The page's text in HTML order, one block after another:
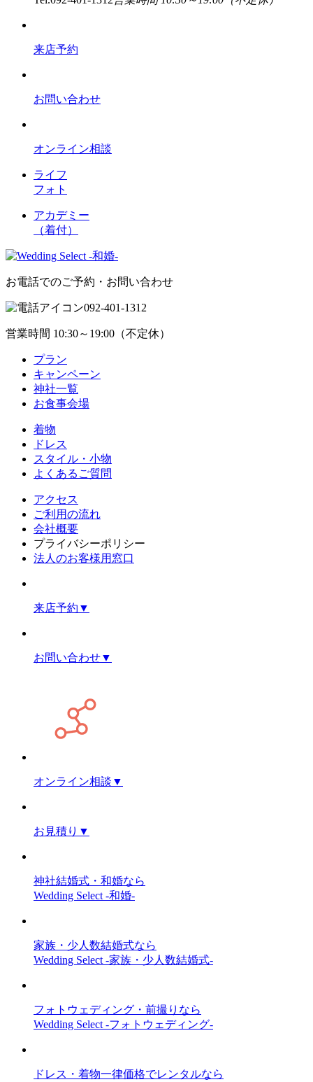
来店予約
お問い合わせ
オンライン相談
ライフ
フォト
アカデミー
（着付）
お電話でのご予約・お問い合わせ
092-401-1312
営業時間 10:30～19:00（不定休）
プラン
キャンペーン
神社一覧
お食事会場
着物
ドレス
スタイル・小物
よくあるご質問
アクセス
ご利用の流れ
会社概要
プライバシーポリシー
法人のお客様用窓口
来店予約 ▼
お問い合わせ▼
オンライン相談 ▼
お見積り ▼
神社結婚式・和婚なら
Wedding Select -和婚-
家族・少人数結婚式なら
Wedding Select -家族・少人数結婚式-
フォトウェディング・前撮りなら
Wedding Select -フォトウェディング-
ドレス・着物一律価格でレンタルなら